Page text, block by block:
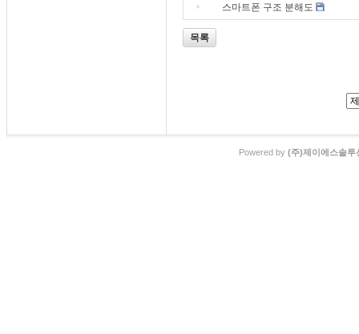
스마트폰 구조 분해도
목록
Powered by (주)제이에스솔루